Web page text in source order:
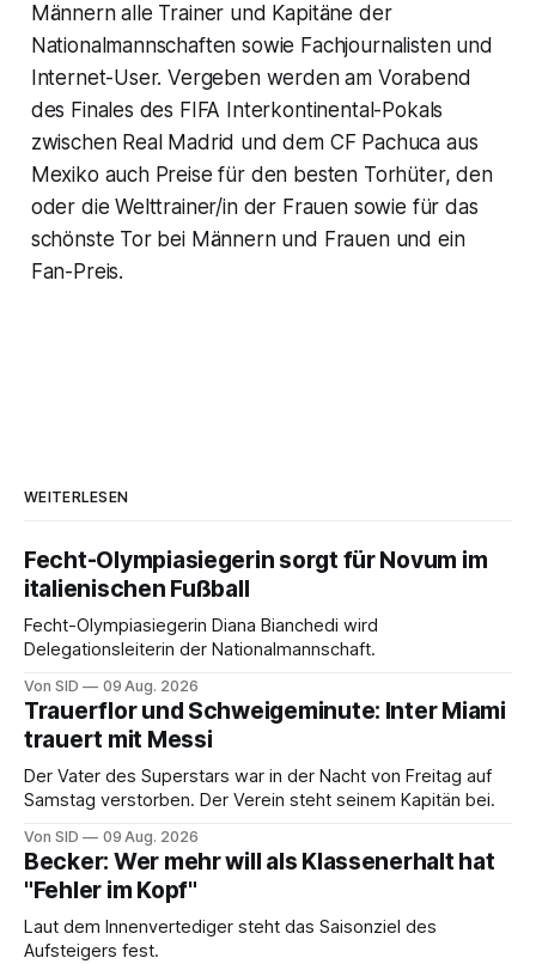
Männern alle Trainer und Kapitäne der
Nationalmannschaften sowie Fachjournalisten und
Internet-User. Vergeben werden am Vorabend
des Finales des FIFA Interkontinental-Pokals
zwischen Real Madrid und dem CF Pachuca aus
Mexiko auch Preise für den besten Torhüter, den
oder die Welttrainer/in der Frauen sowie für das
schönste Tor bei Männern und Frauen und ein
Fan-Preis.
WEITERLESEN
Fecht-Olympiasiegerin sorgt für Novum im
italienischen Fußball
Fecht-Olympiasiegerin Diana Bianchedi wird
Delegationsleiterin der Nationalmannschaft.
Von SID 09 Aug. 2026
Trauerflor und Schweigeminute: Inter Miami
trauert mit Messi
Der Vater des Superstars war in der Nacht von Freitag auf
Samstag verstorben. Der Verein steht seinem Kapitän bei.
Von SID 09 Aug. 2026
Becker: Wer mehr will als Klassenerhalt hat
"Fehler im Kopf"
Laut dem Innenvertediger steht das Saisonziel des
Aufsteigers fest.